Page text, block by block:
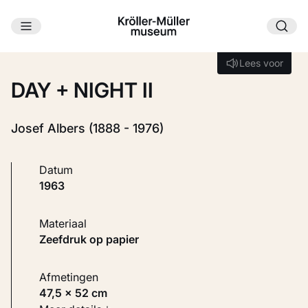
Ga naar hoofdinhoud
Lees voor
Lees voor
DAY + NIGHT II
Josef Albers (1888 - 1976)
Datum
1963
Materiaal
Zeefdruk op papier
Afmetingen
47,5 × 52 cm